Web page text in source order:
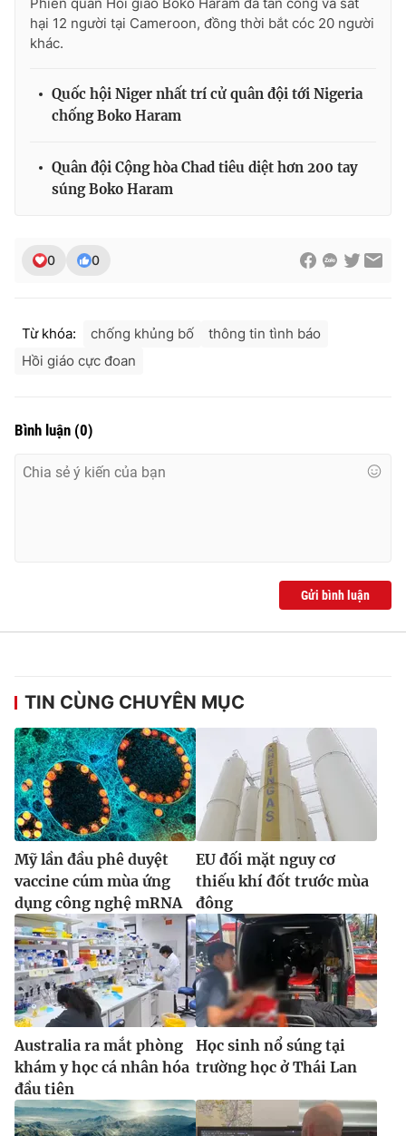
THỜI BÁO VTV
Theo dõi báo trên
Cơ quan báo chí:
Phó Tổng Biên tập:
Nguyễn Trọng Ninh
toasoan@vtv.vn
Liên hệ quảng cáo:024-7300.7108
thuận bằng văn bản. Ghi rõ nguồn VTV.vn khi phát hành lại
thông tin từ website này.
hại 12 người tại Cameroon, đồng thời bắt cóc 20 người
khác.
Quốc hội Niger nhất trí cử quân đội tới Nigeria
chống Boko Haram
Quân đội Cộng hòa Chad tiêu diệt hơn 200 tay
súng Boko Haram
0 0
Từ khóa: chống khủng bố
thông tin tình báo
Hồi giáo cực đoan
Bình luận (0)
Gửi bình luận
TIN CÙNG CHUYÊN MỤC
Mỹ lần đầu phê duyệt
vaccine cúm mùa ứng
dụng công nghệ mRNA
EU đối mặt nguy cơ
thiếu khí đốt trước mùa
đông
Australia ra mắt phòng
khám y học cá nhân hóa
đầu tiên
Học sinh nổ súng tại
trường học ở Thái Lan